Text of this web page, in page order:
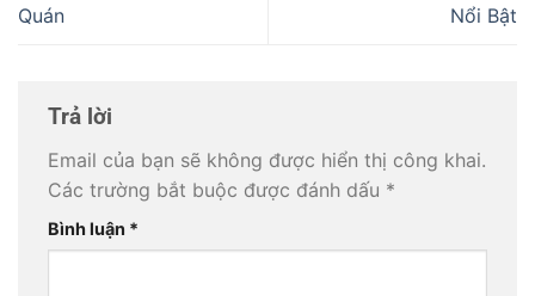
Quán Nổi Bật
Trả lời
Email của bạn sẽ không được hiển thị công khai.
Các trường bắt buộc được đánh dấu *
Bình luận *